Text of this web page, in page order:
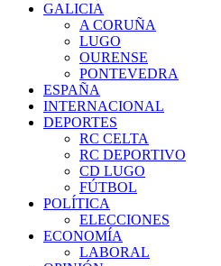
GALICIA
A CORUÑA
LUGO
OURENSE
PONTEVEDRA
ESPAÑA
INTERNACIONAL
DEPORTES
RC CELTA
RC DEPORTIVO
CD LUGO
FÚTBOL
POLÍTICA
ELECCIONES
ECONOMÍA
LABORAL